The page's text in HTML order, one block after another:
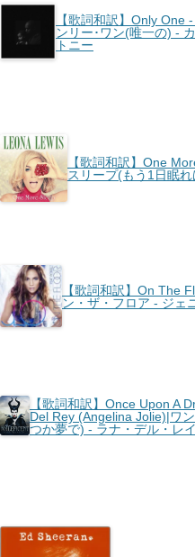
【歌詞和訳】Only
ンリー･ワン(唯一の) -
トニー
【歌詞和訳】One
スリープ(もう1日眠
【歌詞和訳】On The
ン・ザ・フロア - ジェ
【歌詞和訳】Once Upon A
Del Rey (Angelina Jolie)|ワ
つか夢で) - ラナ・デル・レ